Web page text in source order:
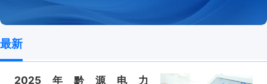
最新
2025年黔源电力